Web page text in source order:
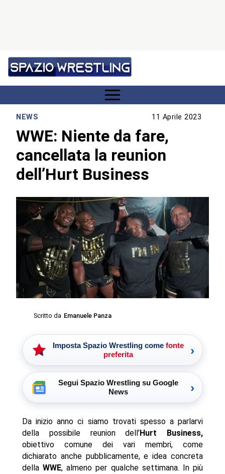
NEWS 11 Aprile 2023
WWE: Niente da fare,
cancellata la reunion
dell’Hurt Business
Scritto da Emanuele Panza
Imposta Spazio Wrestling come fonte
preferita
›
Segui Spazio Wrestling su Google
News
›
Da inizio anno ci siamo trovati spesso a parlarvi
della possibile reunion dell’Hurt Business,
obiettivo comune dei vari membri, come
dichiarato anche pubblicamente, e idea concreta
dellaWWE, almeno per qualche settimana. In più